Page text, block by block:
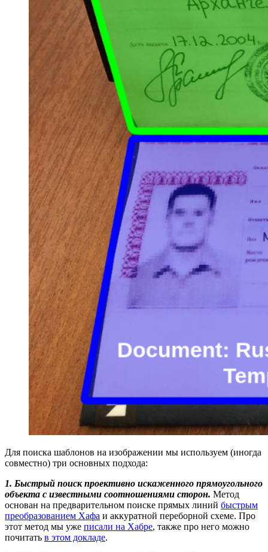
Для поиска шаблонов на изображении мы используем (иногда
совместно) три основных подхода:
1. Быстрый поиск проективно искаженного прямоугольного
объекта с известными соотношениями сторон. Метод
основан на предварительном поиске прямых линий быстрым
преобразованием Хафа и аккуратной переборной схеме. Про
этот метод мы уже писали на Хабре, также про него можно
почитать в этом докладе.